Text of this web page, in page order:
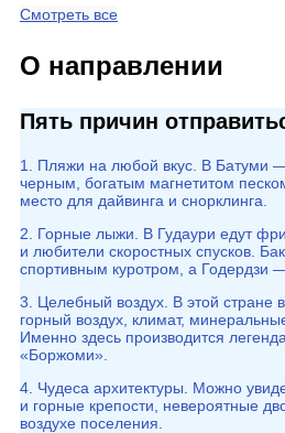
Смотреть все
О направлении
Пять причин
1. Пляжи на любой вкус. В Батуми
черным, богатым магнетитом
место для дайвинга и снорклинга.
2. Горные лыжи. В Гудаури едут
и любители скоростных спусков.
спортивным куротром, а Годердзи
3. Целебный воздух. В этой стране
горный воздух, климат,
Именно здесь производится
«Боржоми».
4. Чудеса архитектуры. Можно
и горные крепости, невероятные
воздухе поселения.